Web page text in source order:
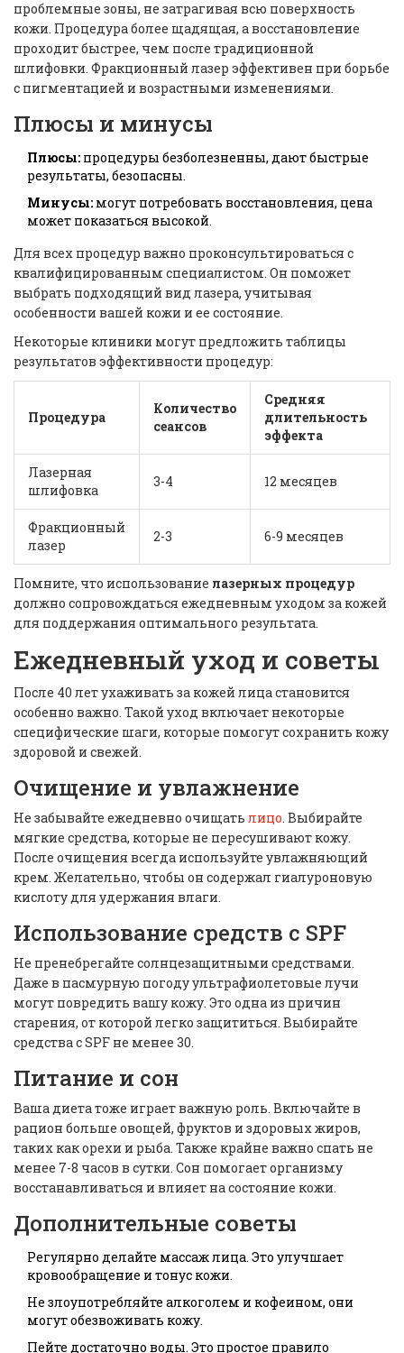
проблемные зоны, не затрагивая всю поверхность
кожи. Процедура более щадящая, а восстановление
проходит быстрее, чем после традиционной
шлифовки. Фракционный лазер эффективен при борьбе
с пигментацией и возрастными изменениями.
Плюсы и минусы
Плюсы: процедуры безболезненны, дают быстрые
результаты, безопасны.
Минусы: могут потребовать восстановления, цена
может показаться высокой.
Для всех процедур важно проконсультироваться с
квалифицированным специалистом. Он поможет
выбрать подходящий вид лазера, учитывая
особенности вашей кожи и ее состояние.
Некоторые клиники могут предложить таблицы
результатов эффективности процедур:
Процедура
Количество
сеансов
Средняя
длительность
эффекта
Лазерная
шлифовка
3-4 12 месяцев
Фракционный
лазер
2-3 6-9 месяцев
Помните, что использование лазерных процедур
должно сопровождаться ежедневным уходом за кожей
для поддержания оптимального результата.
Ежедневный уход и советы
После 40 лет ухаживать за кожей лица становится
особенно важно. Такой уход включает некоторые
специфические шаги, которые помогут сохранить кожу
здоровой и свежей.
Очищение и увлажнение
Не забывайте ежедневно очищать лицо. Выбирайте
мягкие средства, которые не пересушивают кожу.
После очищения всегда используйте увлажняющий
крем. Желательно, чтобы он содержал гиалуроновую
кислоту для удержания влаги.
Использование средств с SPF
Не пренебрегайте солнцезащитными средствами.
Даже в пасмурную погоду ультрафиолетовые лучи
могут повредить вашу кожу. Это одна из причин
старения, от которой легко защититься. Выбирайте
средства с SPF не менее 30.
Питание и сон
Ваша диета тоже играет важную роль. Включайте в
рацион больше овощей, фруктов и здоровых жиров,
таких как орехи и рыба. Также крайне важно спать не
менее 7-8 часов в сутки. Сон помогает организму
восстанавливаться и влияет на состояние кожи.
Дополнительные советы
Регулярно делайте массаж лица. Это улучшает
кровообращение и тонус кожи.
Не злоупотребляйте алкоголем и кофеином, они
могут обезвоживать кожу.
Пейте достаточно воды. Это простое правило